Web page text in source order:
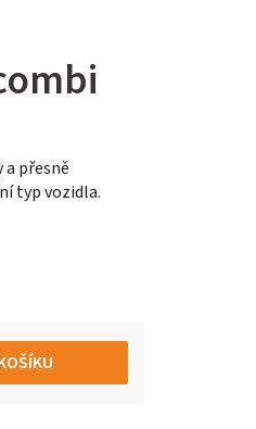
přesně
typ vozidla.